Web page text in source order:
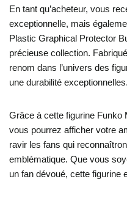
En tant qu’acheteur, vous
exceptionnelle, mais
Plastic Graphical Protector
précieuse collection.
renom dans l’univers des
une durabilité exceptionnelles.
Grâce à cette figurine Funko
vous pourrez afficher votre
ravir les fans qui
emblématique. Que vous
un fan dévoué, cette figurine